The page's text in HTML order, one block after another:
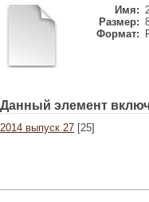
Имя:
Размер:
Формат:
Данный элемент
2014 выпуск 27 [25]